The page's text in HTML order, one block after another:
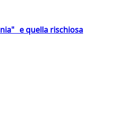
e quella rischiosa